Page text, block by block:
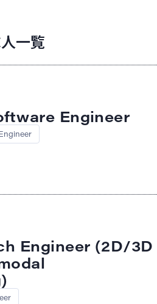
一覧
Engineer
Engineer (2D/3D